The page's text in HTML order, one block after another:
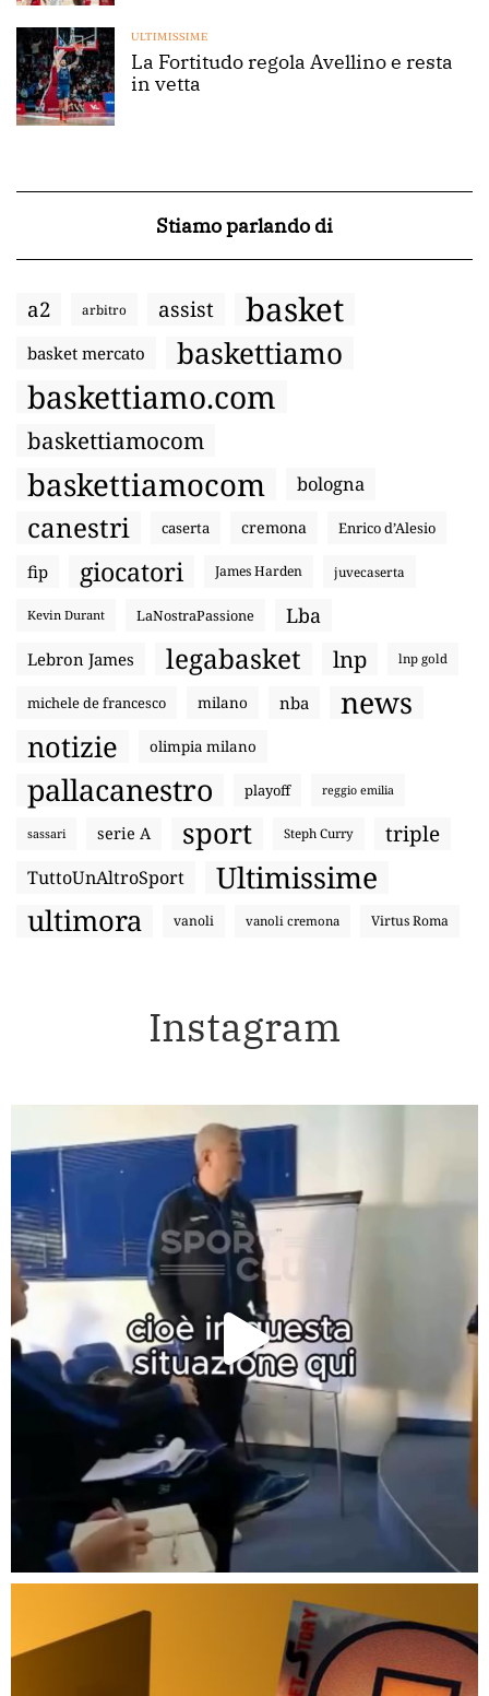
ULTIMISSIME
La Fortitudo regola Avellino e resta
in vetta
Stiamo parlando di
a2 arbitro assist basket
basket mercato baskettiamo
baskettiamo.com
baskettiamocom
baskettiamocom bologna
canestri caserta cremona Enrico d’Alesio
fip giocatori James Harden juvecaserta
Kevin Durant LaNostraPassione Lba
Lebron James legabasket lnp lnp gold
michele de francesco milano nba news
notizie olimpia milano
pallacanestro playoff reggio emilia
sassari serie A sport Steph Curry triple
TuttoUnAltroSport Ultimissime
ultimora vanoli vanoli cremona Virtus Roma
Instagram